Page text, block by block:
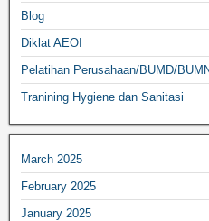
Blog
Diklat AEOI
Pelatihan Perusahaan/BUMD/
Tranining Hygiene dan Sanitasi
March 2025
February 2025
January 2025